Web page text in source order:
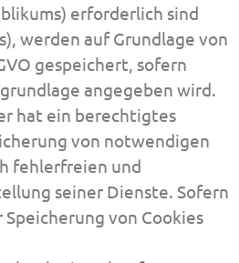
erforderlich sind
werden auf Grundlage von
gespeichert, sofern
angegeben wird.
hat ein berechtigtes
von notwendigen
fehlerfreien und
seiner Dienste. Sofern
von Cookies